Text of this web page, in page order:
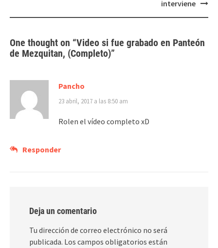
interviene
One thought on “Video si fue grabado en Panteón
de Mezquitan, (Completo)”
Pancho
23 abril, 2017 a las 8:50 am
Rolen el vídeo completo xD
Responder
Deja un comentario
Tu dirección de correo electrónico no será
publicada. Los campos obligatorios están